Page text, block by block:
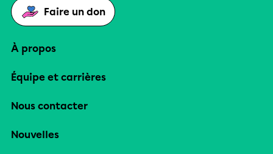
Faire un don
À propos
Équipe et carrières
Nous contacter
Nouvelles